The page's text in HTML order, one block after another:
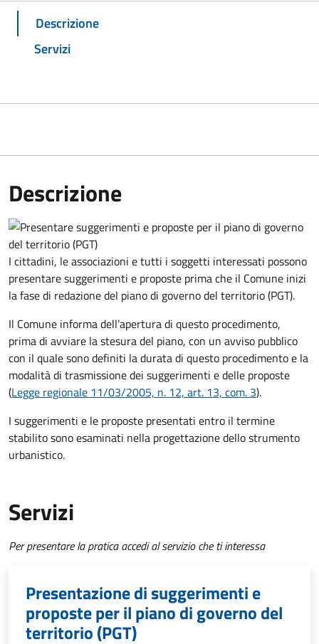
Descrizione
Servizi
Descrizione
I cittadini, le associazioni e tutti i soggetti interessati possono
presentare suggerimenti e proposte prima che il Comune inizi
la fase di redazione del piano di governo del territorio (PGT).
Il Comune informa dell’apertura di questo procedimento,
prima di avviare la stesura del piano, con un avviso pubblico
con il quale sono definiti la durata di questo procedimento e la
modalità di trasmissione dei suggerimenti e delle proposte
(Legge regionale 11/03/2005, n. 12, art. 13, com. 3).
I suggerimenti e le proposte presentati entro il termine
stabilito sono esaminati nella progettazione dello strumento
urbanistico.
Servizi
Per presentare la pratica accedi al servizio che ti interessa
Presentazione di suggerimenti e
proposte per il piano di governo del
territorio (PGT)